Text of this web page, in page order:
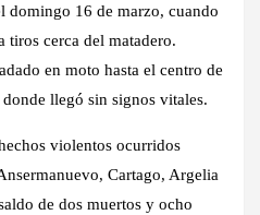
domingo 16 de marzo, cuando
tiros cerca del matadero.
en moto hasta el centro de
llegó sin signos vitales.
violentos ocurridos
Cartago, Argelia
de dos muertos y ocho